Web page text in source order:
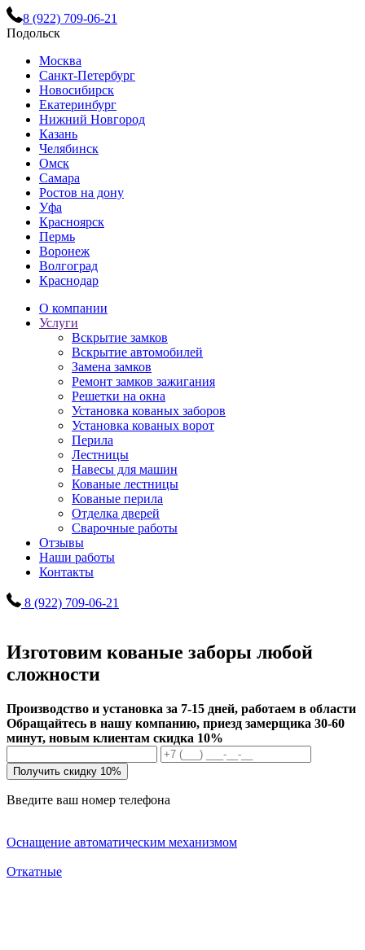
8 (922) 709-06-21
Подольск
Москва
Санкт-Петербург
Новосибирск
Екатеринбург
Нижний Новгород
Казань
Челябинск
Омск
Самара
Ростов на дону
Уфа
Красноярск
Пермь
Воронеж
Волгоград
Краснодар
О компании
Услуги
Вскрытие замков
Вскрытие автомобилей
Замена замков
Ремонт замков зажигания
Решетки на окна
Установка кованых заборов
Установка кованых ворот
Перила
Лестницы
Навесы для машин
Кованые лестницы
Кованые перила
Отделка дверей
Сварочные работы
Отзывы
Наши работы
Контакты
8 (922) 709-06-21
Изготовим кованые заборы любой
сложности
Производство и установка за 7-15 дней, работаем в области
Обращайтесь в нашу компанию, приезд замерщика 30-60
минут, новым клиентам скидка 10%
Получить скидку 10%
Введите ваш номер телефона
Оснащение автоматическим механизмом
Откатные